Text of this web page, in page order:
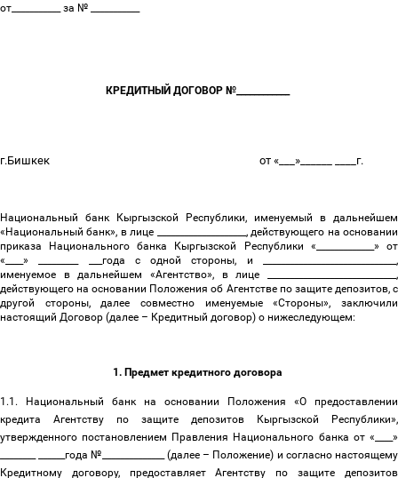
от___________ за № ___________
КРЕДИТНЫЙ ДОГОВОР №____________
г.Бишкек от «___»______ ____г.
Национальный банк Кыргызской Республики, именуемый в дальнейшем
«Национальный банк», в лице ____________________, действующего на основании
приказа Национального банка Кыргызской Республики «_____________» от
«____» _________ ___года с одной стороны, и ______________________________,
именуемое в дальнейшем «Агентство», в лице _____________________________,
действующего на основании Положения об Агентстве по защите депозитов, с
другой стороны, далее совместно именуемые «Стороны», заключили
настоящий Договор (далее – Кредитный договор) о нижеследующем:
1. Предмет кредитного договора
1.1. Национальный банк на основании Положения «О предоставлении
кредита Агентству по защите депозитов Кыргызской Республики»,
утвержденного постановлением Правления Национального банка от «____»
________ ______года №______________ (далее – Положение) и согласно настоящему
Кредитному договору, предоставляет Агентству по защите депозитов